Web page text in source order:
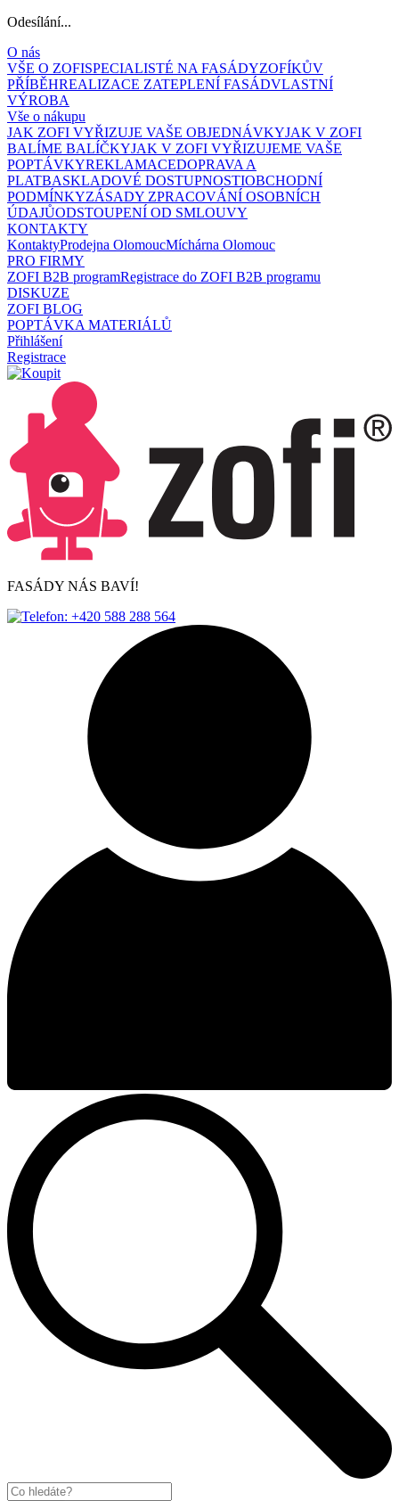
Odesílání...
O nás
VŠE O ZOFISPECIALISTÉ NA FASÁDYZOFÍKŮV
PŘÍBĚHREALIZACE ZATEPLENÍ FASÁDVLASTNÍ
VÝROBA
Vše o nákupu
JAK ZOFI VYŘIZUJE VAŠE OBJEDNÁVKYJAK V ZOFI
BALÍME BALÍČKYJAK V ZOFI VYŘIZUJEME VAŠE
POPTÁVKYREKLAMACEDOPRAVA A
PLATBASKLADOVÉ DOSTUPNOSTIOBCHODNÍ
PODMÍNKYZÁSADY ZPRACOVÁNÍ OSOBNÍCH
ÚDAJŮODSTOUPENÍ OD SMLOUVY
KONTAKTY
KontaktyProdejna OlomoucMíchárna Olomouc
PRO FIRMY
ZOFI B2B programRegistrace do ZOFI B2B programu
DISKUZE
ZOFI BLOG
POPTÁVKA MATERIÁLŮ
Přihlášení
Registrace
FASÁDY NÁS BAVÍ!